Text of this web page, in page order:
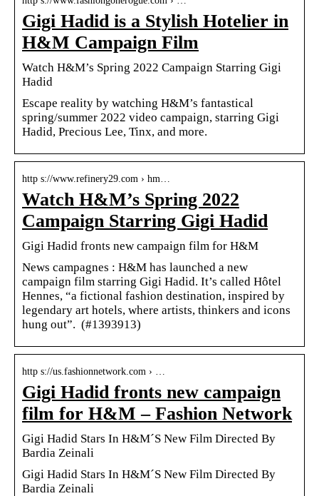
Gigi Hadid is a Stylish Hotelier in
H&M Campaign Film
Watch H&M’s Spring 2022 Campaign Starring Gigi
Hadid
Escape reality by watching H&M’s fantastical
spring/summer 2022 video campaign, starring Gigi
Hadid, Precious Lee, Tinx, and more.
http s://www.refinery29.com › hm…
Watch H&M’s Spring 2022
Campaign Starring Gigi Hadid
Gigi Hadid fronts new campaign film for H&M
News campagnes : ​H&M has launched a new
campaign film starring Gigi Hadid. It’s called Hôtel
Hennes, “a fictional fashion destination, inspired by
legendary art hotels, where artists, thinkers and icons
hung out”. (#1393913)
http s://us.fashionnetwork.com › …
Gigi Hadid fronts new campaign
film for H&M – Fashion Network
Gigi Hadid Stars In H&M´S New Film Directed By
Bardia Zeinali
Gigi Hadid Stars In H&M´S New Film Directed By
Bardia Zeinali